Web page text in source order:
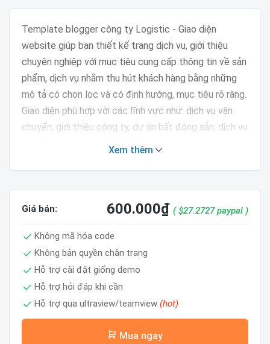
Template blogger công ty Logistic - Giao diện
website giúp bạn thiết kế trang dịch vụ, giới thiệu
chuyên nghiệp với mục tiêu cung cấp thông tin về sản
phẩm, dịch vụ nhằm thu hút khách hàng bằng những
mô tả có chọn lọc và có định hướng, mục tiêu rõ ràng.
Giao diện phù hợp với các lĩnh vực như: dịch vụ vận
chuyển, giới thiệu công ty, dự án bất động sản, dịch vụ
Template có bố cục đầy đủ, dễ dàng chỉnh sửa.
Tính năng nổi bật
Test
Layout
Widget
Reponsive
Mobile Friendly
Check
Xem thêm
Giá bán: 600.000₫ ( $27.2727 paypal )
Không mã hóa code
Không bản quyền chân trang
Hỗ trợ cài đặt giống demo
Hỗ trợ hỏi đáp khi cần
Hỗ trợ qua ultraview/teamview (hot)
Mua ngay